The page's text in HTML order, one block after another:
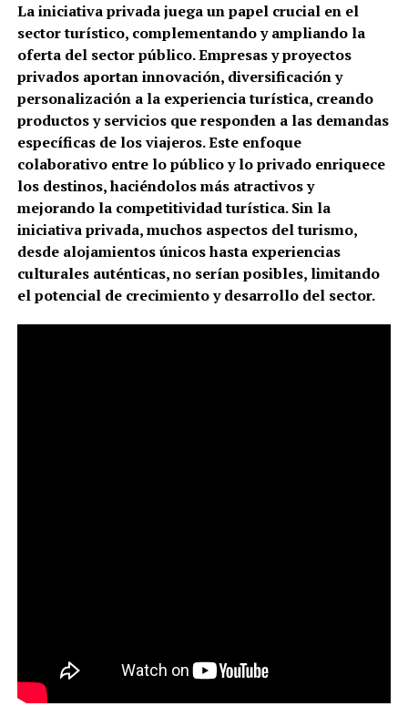
La iniciativa privada juega un papel crucial en el
sector turístico, complementando y ampliando la
oferta del sector público. Empresas y proyectos
privados aportan innovación, diversificación y
personalización a la experiencia turística, creando
productos y servicios que responden a las demandas
específicas de los viajeros. Este enfoque
colaborativo entre lo público y lo privado enriquece
los destinos, haciéndolos más atractivos y
mejorando la competitividad turística. Sin la
iniciativa privada, muchos aspectos del turismo,
desde alojamientos únicos hasta experiencias
culturales auténticas, no serían posibles, limitando
el potencial de crecimiento y desarrollo del sector.